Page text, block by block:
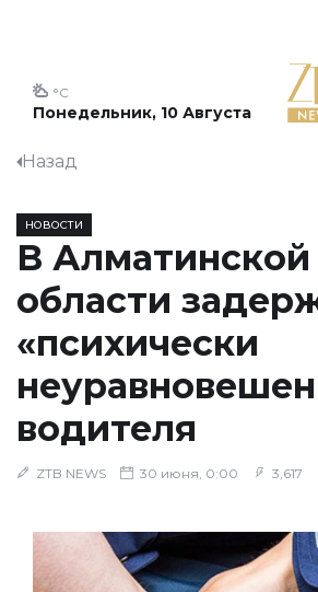
Понедельник, 10 Августа
°C
Назад
НОВОСТИ
В Алматинской
области
«психически
водителя
ZTB NEWS 30 июня, 0:00 3,617